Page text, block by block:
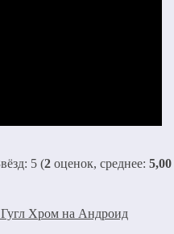
(2 оценок, среднее: 5,00
Гугл Хром на Андроид